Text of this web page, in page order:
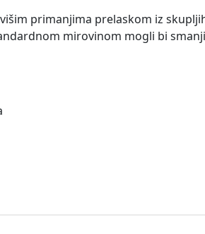
primanjima prelaskom iz
mirovinom mogli bi